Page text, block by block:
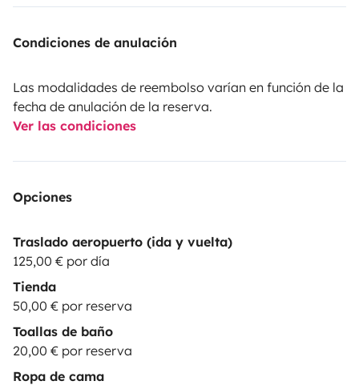
Condiciones de anulación
Las modalidades de reembolso varían en función de la
fecha de anulación de la reserva.
Ver las condiciones
Opciones
Traslado aeropuerto (ida y vuelta)
125,00 € por día
Tienda
50,00 € por reserva
Toallas de baño
20,00 € por reserva
Ropa de cama